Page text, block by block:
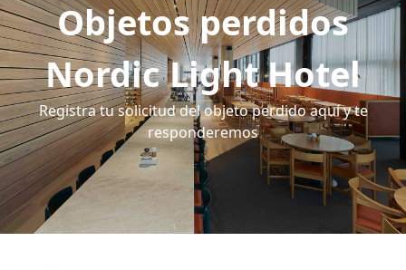
Objetos perdidos
Nordic Light Hotel
Registra tu solicitud del objeto perdido aquí y te
responderemos